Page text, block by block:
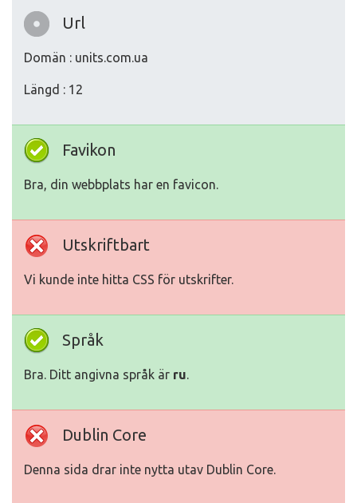
Url
Domän : units.com.ua
Längd : 12
Favikon
Bra, din webbplats har en favicon.
Utskriftbart
Vi kunde inte hitta CSS för utskrifter.
Språk
Bra. Ditt angivna språk är ru.
Dublin Core
Denna sida drar inte nytta utav Dublin Core.